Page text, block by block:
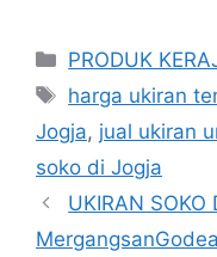
Kategori
PRODUK
Tag
harga ukiran
Jogja, jual ukiran
soko di Jogja
UKIRAN SOKO